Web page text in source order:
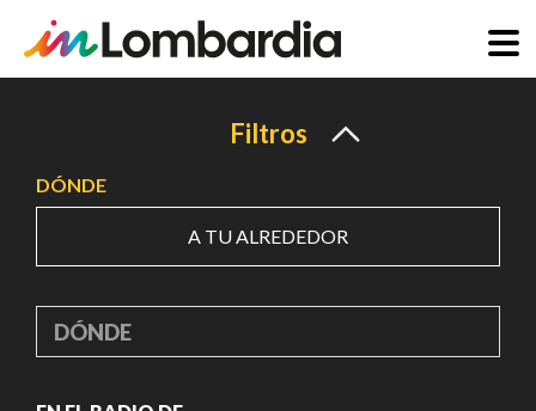
principal
Filtros
DÓNDE
A TU ALREDEDOR
DÓNDE